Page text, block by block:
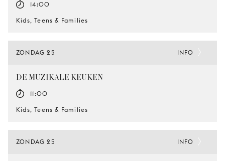
14:00
Kids, Teens & Families
ZONDAG 25
DE MUZIKALE KEUKEN
11:00
Kids, Teens & Families
INFO
ZONDAG 25 INFO